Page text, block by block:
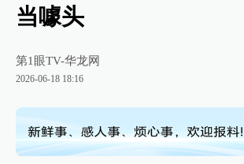
当噱头
第1眼TV-华龙网
2026-06-18 18:16